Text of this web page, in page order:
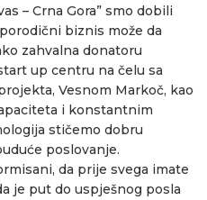
– Crna Gora” smo dobili
biznis može da
zahvalna donatoru
up centru na čelu sa
Vesnom Markoč, kao
i konstantnim
stičemo dobru
poslovanje.
da prije svega imate
je put do uspješnog posla